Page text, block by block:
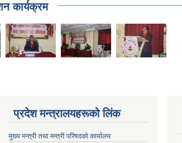
कार्यक्रम
प्रदेश मन्त्रालयहरूको लिंक
मुख्य मन्त्री तथा मन्त्री परिषदको कार्यालय